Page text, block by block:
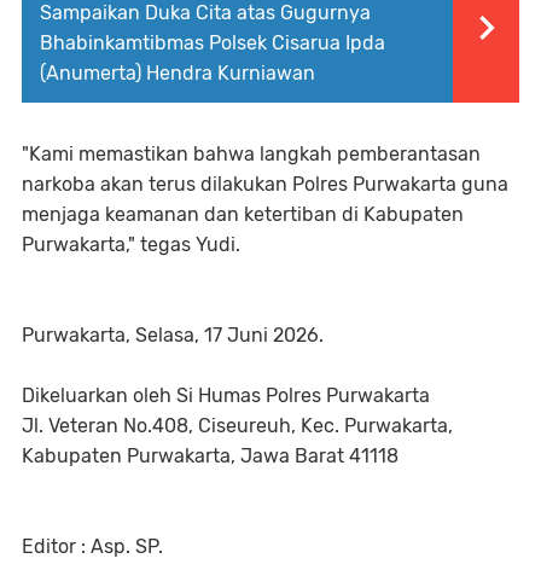
Sampaikan Duka Cita atas Gugurnya
Bhabinkamtibmas Polsek Cisarua Ipda
(Anumerta) Hendra Kurniawan
"Kami memastikan bahwa langkah pemberantasan
narkoba akan terus dilakukan Polres Purwakarta guna
menjaga keamanan dan ketertiban di Kabupaten
Purwakarta," tegas Yudi.
Purwakarta, Selasa, 17 Juni 2026.
Dikeluarkan oleh Si Humas Polres Purwakarta
Jl. Veteran No.408, Ciseureuh, Kec. Purwakarta,
Kabupaten Purwakarta, Jawa Barat 41118
Editor : Asp. SP.